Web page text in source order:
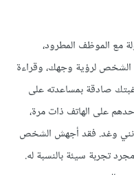
مع الموظف المطرود،
الشخص لرؤية وجهك، وقراءة
صادقة بمساعدته على
على الهاتف ذات مرة،
بأنني وغد. فقد أجهش الشخص
تجربة سيئة بالنسبة له.